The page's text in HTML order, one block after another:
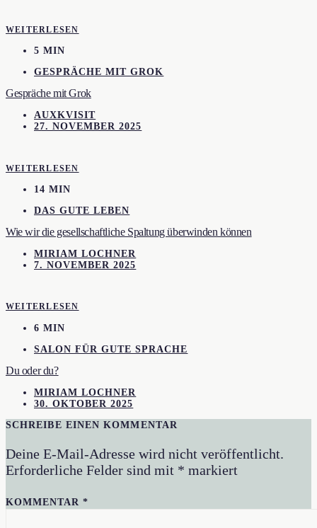
WEITERLESEN
5 MIN
GESPRÄCHE MIT GROK
Gespräche mit Grok
AUXKVISIT
27. NOVEMBER 2025
WEITERLESEN
14 MIN
DAS GUTE LEBEN
Wie wir die gesellschaftliche Spaltung überwinden können
MIRIAM LOCHNER
7. NOVEMBER 2025
WEITERLESEN
6 MIN
SALON FÜR GUTE SPRACHE
Du oder du?
MIRIAM LOCHNER
30. OKTOBER 2025
SCHREIBE EINEN KOMMENTAR
Deine E-Mail-Adresse wird nicht veröffentlicht.
Erforderliche Felder sind mit * markiert
KOMMENTAR*